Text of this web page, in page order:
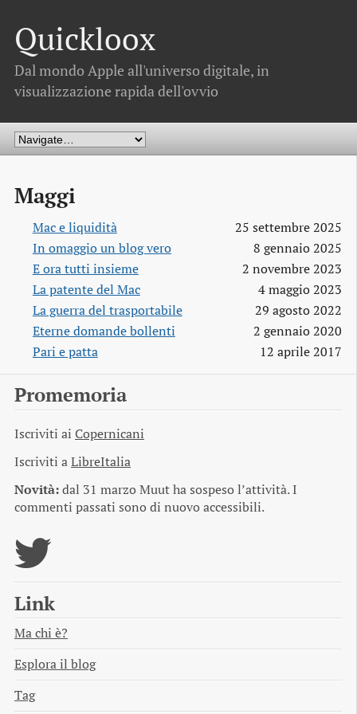
Quickloox
Dal mondo Apple all'universo digitale, in
visualizzazione rapida dell'ovvio
Maggi
Mac e liquidità
25 settembre 2025
In omaggio un blog vero
8 gennaio 2025
E ora tutti insieme
2 novembre 2023
La patente del Mac
4 maggio 2023
La guerra del trasportabile
29 agosto 2022
Eterne domande bollenti
2 gennaio 2020
Pari e patta
12 aprile 2017
Promemoria
Iscriviti ai Copernicani
Iscriviti aLibreItalia
Novità:dal 31 marzo Muut ha sospeso l’attività. I
commenti passati sono di nuovo accessibili.
Link
Ma chi è?
Esplora il blog
Tag